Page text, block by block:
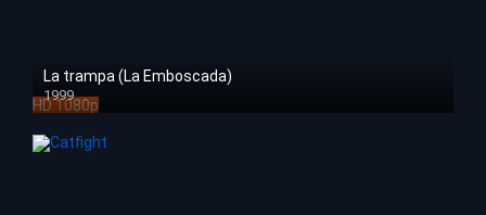
La trampa (La Emboscada)
1999
HD 1080p